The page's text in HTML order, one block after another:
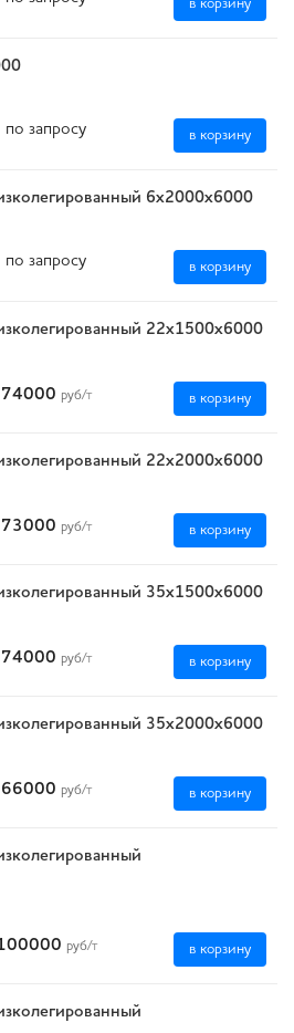
в корзину
по запросу в корзину
6х2000х6000
по запросу в корзину
22х1500х6000
74000 руб/т в корзину
22х2000х6000
73000 руб/т в корзину
35х1500х6000
74000 руб/т в корзину
35х2000х6000
66000 руб/т в корзину
руб/т в корзину